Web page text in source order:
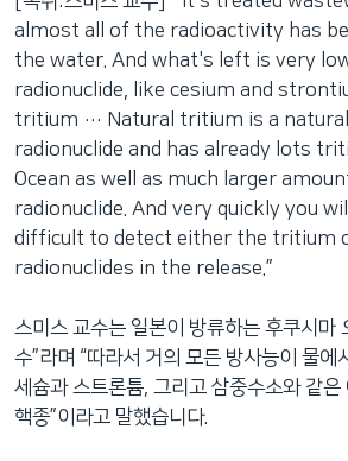
almost all of the radioactivity has
the water. And what's left is very
radionuclide, like cesium and
tritium … Natural tritium is a
radionuclide and has already lots
Ocean as well as much larger
radionuclide. And very quickly you
difficult to detect either the tritium
radionuclides in the release.”
스미스 교수는 일본이 방류하는 후쿠시마
수”라며 “따라서 거의 모든 방사능이 물에
세슘과 스트론튬, 그리고 삼중수소와 같은
핵종”이라고 말했습니다.